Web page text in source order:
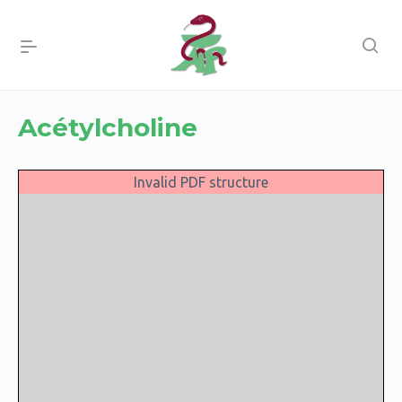
Acétylcholine
Invalid PDF structure